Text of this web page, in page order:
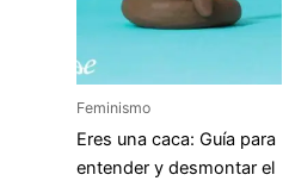
Feminismo
Eres una caca: Guía para
entender y desmontar el